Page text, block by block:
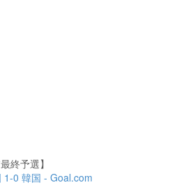
終予選】
1-0 韓国 - Goal.com